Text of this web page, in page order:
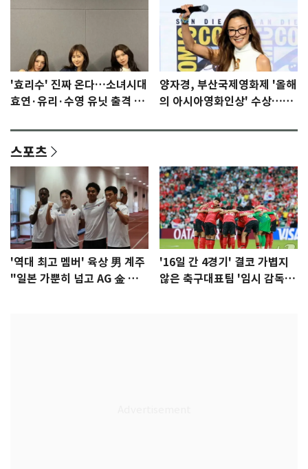
'효리수' 진짜 온다…소녀시대
효연·유리·수영 유닛 출격 [N
양자경, 부산국제영화제 '올해
의 아시아영화인상' 수상…15
스포츠
'역대 최고 멤버' 육상 男 계주
"일본 가뿐히 넘고 AG 金 따겠
'16일 간 4경기' 결코 가볍지
않은 축구대표팀 '임시 감독'